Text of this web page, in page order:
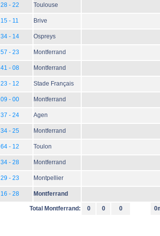
28 - 22 Toulouse
15 - 11 Brive
34 - 14 Ospreys
57 - 23 Montferrand
41 - 08 Montferrand
23 - 12 Stade Français
09 - 00 Montferrand
37 - 24 Agen
34 - 25 Montferrand
64 - 12 Toulon
34 - 28 Montferrand
29 - 23 Montpellier
16 - 28 Montferrand
Total Montferrand: 0 0 0